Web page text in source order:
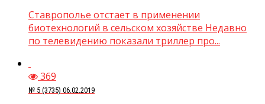
Ставрополье отстает в применении
биотехнологий в сельском хозяйстве Недавно
по телевидению показали триллер про...
369
№ 5 (3735) 06.02.2019